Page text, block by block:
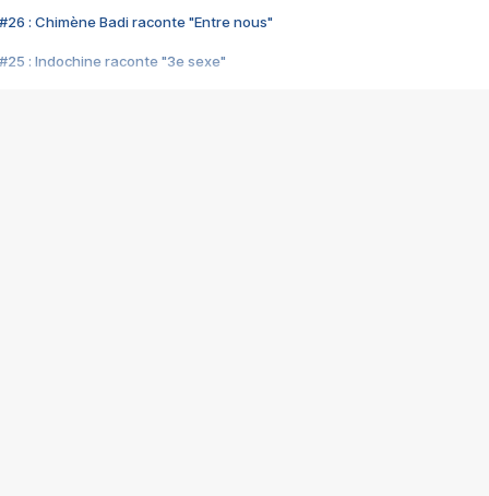
#26 : Chimène Badi raconte "Entre nous"
#25 : Indochine raconte "3e sexe"